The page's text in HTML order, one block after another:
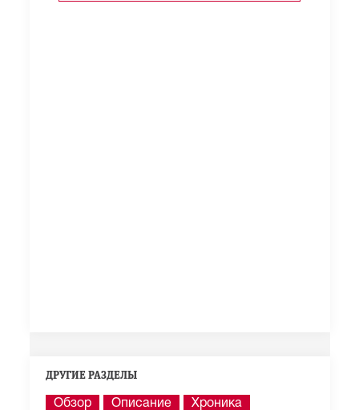
ДРУГИЕ РАЗДЕЛЫ
Обзор Описание
Хроника